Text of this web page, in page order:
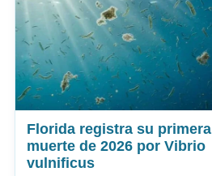
Florida registra su primera
muerte de 2026 por Vibrio
vulnificus